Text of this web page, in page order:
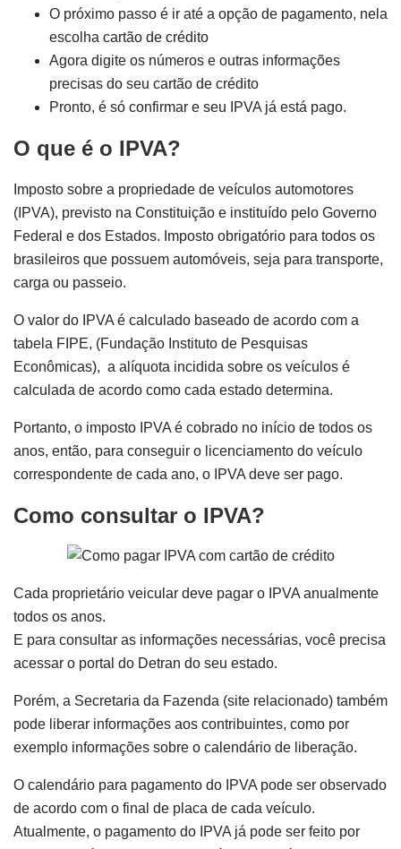
O próximo passo é ir até a opção de pagamento, nela
escolha cartão de crédito
Agora digite os números e outras informações
precisas do seu cartão de crédito
Pronto, é só confirmar e seu IPVA já está pago.
O que é o IPVA?
Imposto sobre a propriedade de veículos automotores
(IPVA), previsto na Constituição e instituído pelo Governo
Federal e dos Estados. Imposto obrigatório para todos os
brasileiros que possuem automóveis, seja para transporte,
carga ou passeio.
O valor do IPVA é calculado baseado de acordo com a
tabela FIPE, (Fundação Instituto de Pesquisas
Econômicas), a alíquota incidida sobre os veículos é
calculada de acordo como cada estado determina.
Portanto, o imposto IPVA é cobrado no início de todos os
anos, então, para conseguir o licenciamento do veículo
correspondente de cada ano, o IPVA deve ser pago.
Como consultar o IPVA?
Cada proprietário veicular deve pagar o IPVA anualmente
todos os anos.
E para consultar as informações necessárias, você precisa
acessar o portal do Detran do seu estado.
Porém, a Secretaria da Fazenda (site relacionado) também
pode liberar informações aos contribuintes, como por
exemplo informações sobre o calendário de liberação.
O calendário para pagamento do IPVA pode ser observado
de acordo com o final de placa de cada veículo.
Atualmente, o pagamento do IPVA já pode ser feito por